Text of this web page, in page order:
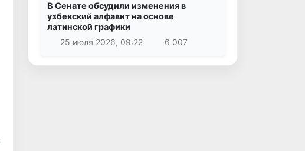
В Сенате обсудили изменения в
узбекский алфавит на основе
латинской графики
25 июля 2026, 09:22
6 007